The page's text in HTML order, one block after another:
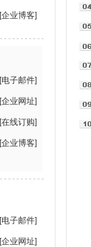
[企业博客]
[电子邮件]
[企业网址]
[在线订购]
[企业博客]
[电子邮件]
[企业网址]